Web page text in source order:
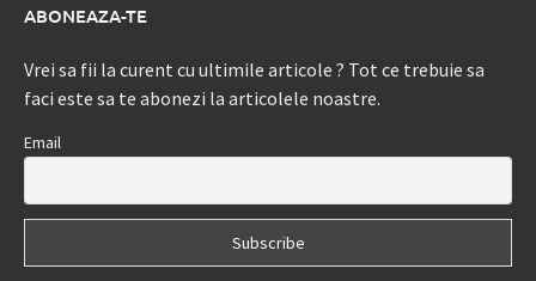
ABONEAZA-TE
Vrei sa fii la curent cu ultimile articole ? Tot ce trebuie sa
faci este sa te abonezi la articolele noastre.
Email